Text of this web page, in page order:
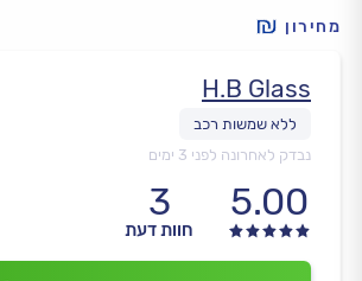
מחירון
H.B Glass
נבדק לאחרונה לפני 3 ימים
5.00
3
חוות דעת